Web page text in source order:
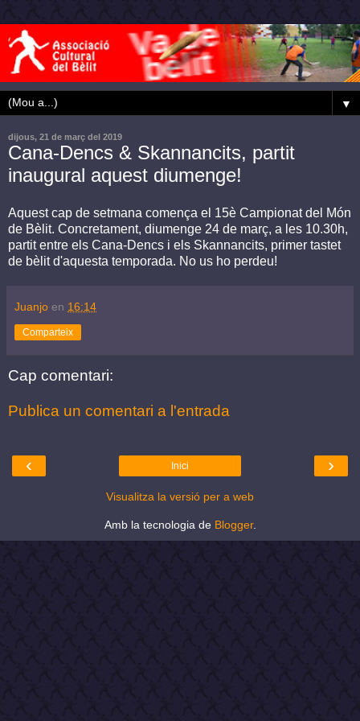
▼
dijous, 21 de març del 2019
Cana-Dencs & Skannancits, partit
inaugural aquest diumenge!
Aquest cap de setmana comença el 15è Campionat del Món
de Bèlit. Concretament, diumenge 24 de març, a les 10.30h,
partit entre els Cana-Dencs i els Skannancits, primer tastet
de bèlit d'aquesta temporada. No us ho perdeu!
Juanjo en 16:14
Comparteix
Cap comentari:
Publica un comentari a l'entrada
‹ ›
Inici
Visualitza la versió per a web
Amb la tecnologia de Blogger.